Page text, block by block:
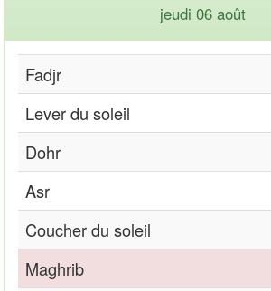
jeudi 06 août
Fadjr
Lever du soleil
Dohr
Asr
Coucher du soleil
Maghrib